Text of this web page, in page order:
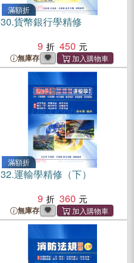
滿額折
30.貨幣銀行學精修
9
450
無庫存
滿額折
32.運輸學精修（下）
9
360
無庫存